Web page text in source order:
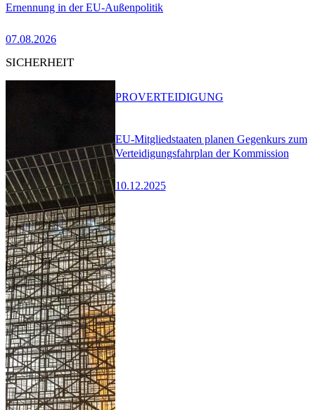
Ernennung in der EU-Außenpolitik
07.08.2026
SICHERHEIT
EU-Mitgliedstaaten planen Gegenkurs zum
Verteidigungsfahrplan der Kommission
10.12.2025
PROVERTEIDIGUNG